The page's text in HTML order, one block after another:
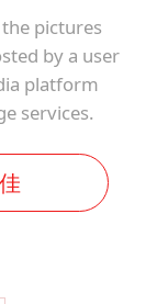
pictures
by a user
platform
services.